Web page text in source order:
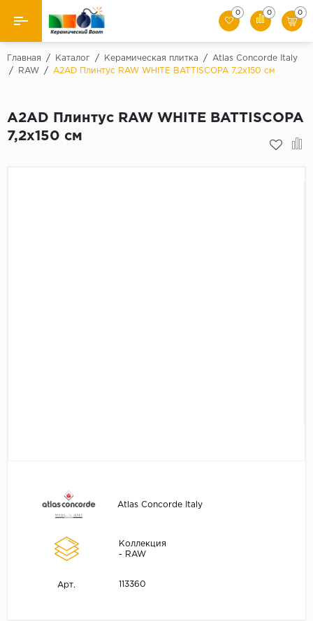
Назад
Керамическая плитка
0 0 0
Главная / Каталог / Керамическая плитка /
Atlas Concorde Italy
/
RAW / A2AD Плинтус RAW WHITE BATTISCOPA 7,2x150 см
A2AD Плинтус RAW WHITE BATTISCOPA
7,2x150 см
Atlas Concorde Italy
Коллекция
- RAW
Арт. 113360